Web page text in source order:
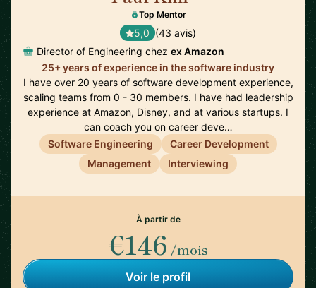
Top Mentor
5,0 (43 avis)
Director of Engineering chez ex Amazon
25+ years of experience in the software industry
I have over 20 years of software development experience,
scaling teams from 0 - 30 members. I have had leadership
experience at Amazon, Disney, and at various startups. I
can coach you on career deve…
Software Engineering
Career Development
Management
Interviewing
À partir de
€146 /mois
Voir le profil